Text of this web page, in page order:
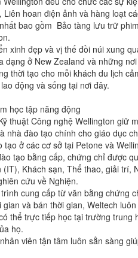
Liên hoan điện ảnh và hàng loạt
bao gồm Bảo tàng lưu trữ
xinh đẹp và vị thế đồi núi xung
dạng ở New Zealand và những
thời tạo cho mỗi khách du lịch
động và sống tại nơi đây.
học tập năng động
thuật Công nghệ Wellington giữ
nhà đào tạo chính cho giáo dục
tạo ở các cơ sở tại Petone và
tạo bằng cấp, chứng chỉ được
(IT), Khách sạn, Thể thao, giải trí,
cứu về Nghiện.
cung cấp từ văn bằng chứng
gian và bán thời gian, Weltech
thể trực tiếp học tại trường trung
họ.
viên tận tâm luôn sẳn sàng